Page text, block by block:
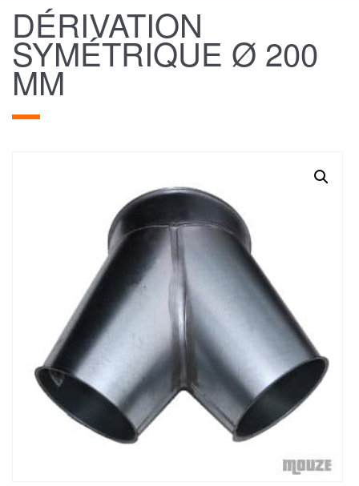
DÉRIVATION
SYMÉTRIQUE Ø 200
MM